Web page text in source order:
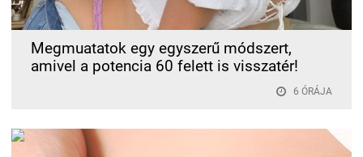
Megmuatatok egy egyszerű módszert,
amivel a potencia 60 felett is visszatér!
6 ÓRÁJA